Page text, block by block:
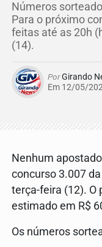
Números
Para o próximo
feitas até as 20h
(14).
PorGirando
Em 12/05/
Nenhum
concurso 3.007
terça-feira (12). O
estimado em R$
Os números